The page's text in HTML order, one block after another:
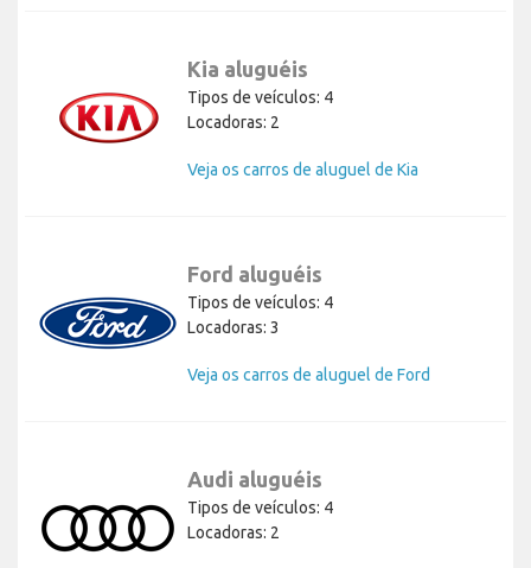
Kia aluguéis
Tipos de veículos: 4
Locadoras: 2
Veja os carros de aluguel de Kia
Ford aluguéis
Tipos de veículos: 4
Locadoras: 3
Veja os carros de aluguel de Ford
Audi aluguéis
Tipos de veículos: 4
Locadoras: 2